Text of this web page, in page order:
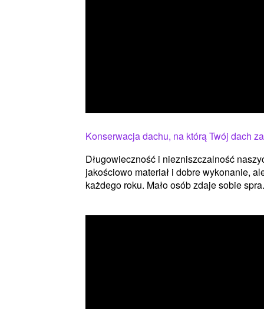
Konserwacja dachu, na którą Twój dach
Długowieczność i niezniszczalność
jakościowo materiał i dobre wykonanie,
każdego roku. Mało osób zdaje sobie